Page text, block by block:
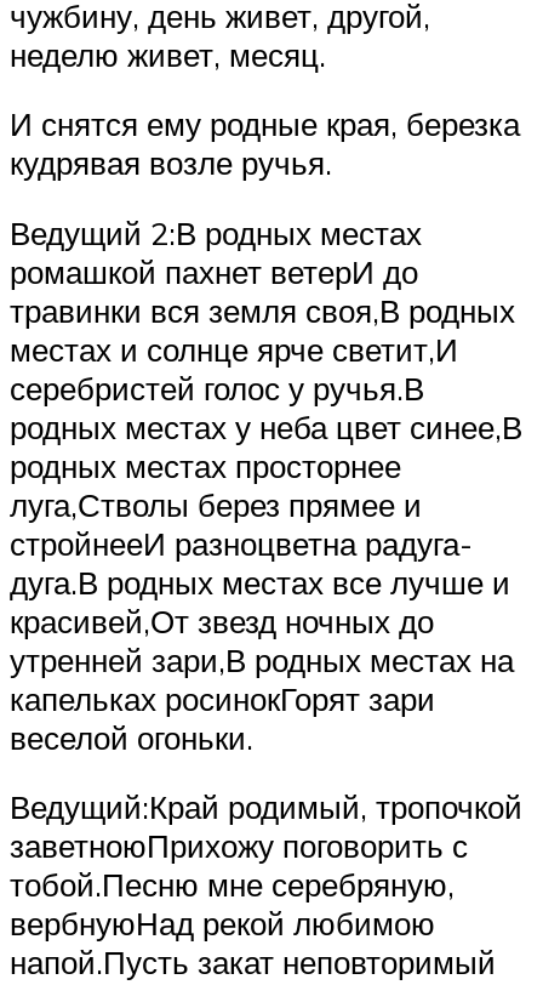
чужбину, день живет, другой,
неделю живет, месяц.
И снятся ему родные края, березка
кудрявая возле ручья.
Ведущий 2:В родных местах
ромашкой пахнет ветерИ до
травинки вся земля своя,В родных
местах и солнце ярче светит,И
серебристей голос у ручья.В
родных местах у неба цвет синее,В
родных местах просторнее
луга,Стволы берез прямее и
стройнееИ разноцветна радуга-
дуга.В родных местах все лучше и
красивей,От звезд ночных до
утренней зари,В родных местах на
капельках росинокГорят зари
веселой огоньки.
Ведущий:Край родимый, тропочкой
заветноюПрихожу поговорить с
тобой.Песню мне серебряную,
вербнуюНад рекой любимою
напой.Пусть закат неповторимый